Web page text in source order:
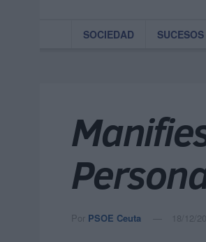
SOCIEDAD SUCESOS
Por PSOE Ceuta 18/12/